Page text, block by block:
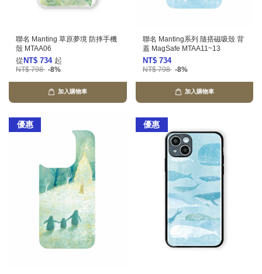
聯名 Manting 草原夢境 防摔手機
殼 MTAA06
從 NT$ 734 起
NT$ 798 -8%
加入購物車
聯名 Manting系列 隨搭磁吸殼 背
蓋 MagSafe MTAA11~13
NT$ 734
NT$ 798 -8%
加入購物車
優惠 優惠